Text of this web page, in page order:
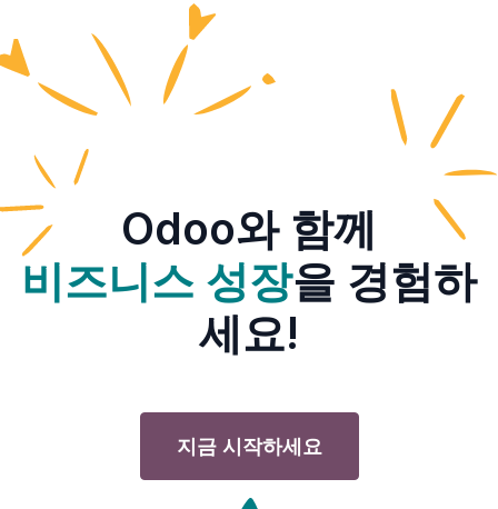
Odoo와 함께
비즈니스 성장을 경험하
세요!
지금 시작하세요